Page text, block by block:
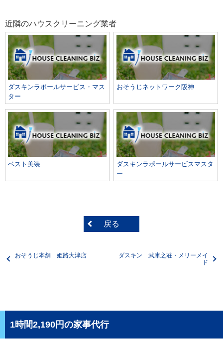
近隣のハウスクリーニング業者
ダスキンラポールサービス・マス
ター
おそうじネットワーク阪神
ベスト美装
ダスキンラポールサービスマスタ
ー
戻る
おそうじ本舗 姫路大津店
ダスキン 武庫之荘・メリーメイ
ド
1時間2,190円の家事代行